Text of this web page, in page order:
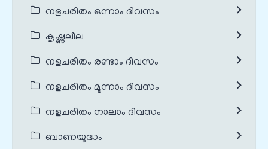
നളചരിതം ഒന്നാം ദിവസം
കൃഷ്ണലീല
നളചരിതം രണ്ടാം ദിവസം
നളചരിതം മൂന്നാം ദിവസം
നളചരിതം നാലാം ദിവസം
ബാണയുദ്ധം